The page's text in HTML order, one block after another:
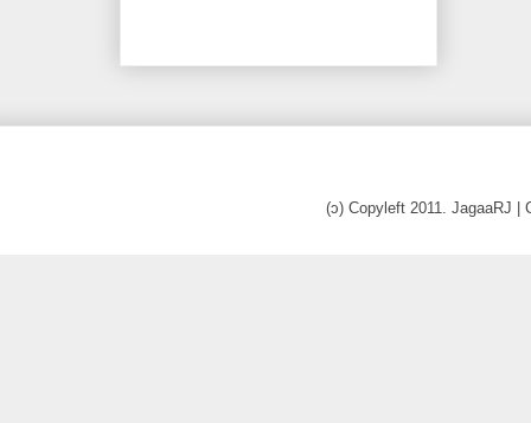
(ↄ) Copyleft 2011. JagaaRJ